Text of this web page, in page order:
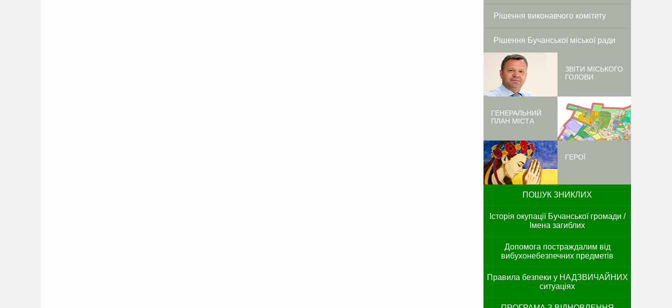
Рішення виконавчого комітету
Рішення Бучанської міської ради
ЗВІТИ МІСЬКОГО
ГОЛОВИ
ГЕНЕРАЛЬНИЙ
ПЛАН МІСТА
ГЕРОЇ
ПОШУК ЗНИКЛИХ
Історія окупації Бучанської громади /
Імена загиблих
Допомога постраждалим від
вибухонебезпечних предметів
Правила безпеки у НАДЗВИЧАЙНИХ
ситуаціях